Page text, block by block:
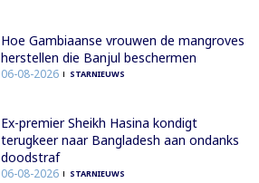
Hoe Gambiaanse vrouwen de mangroves
herstellen die Banjul beschermen
06-08-2026 STARNIEUWS
Ex-premier Sheikh Hasina kondigt
terugkeer naar Bangladesh aan ondanks
doodstraf
06-08-2026 STARNIEUWS